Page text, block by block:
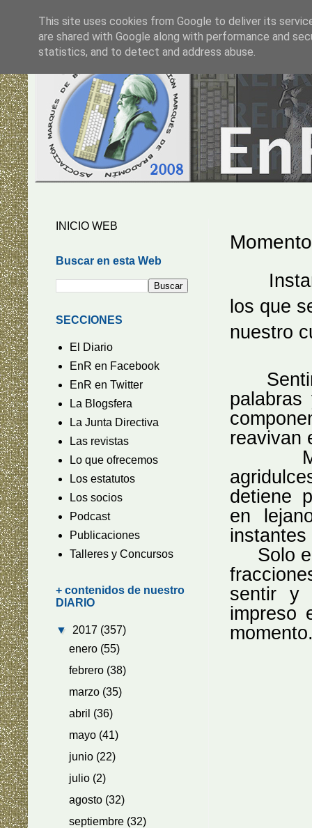
los que
nuestro
reavivan
detiene
en
Solo
sentir y
impreso
INICIO WEB
Buscar en esta Web
SECCIONES
El Diario
EnR en Facebook
EnR en Twitter
La Blogsfera
La Junta Directiva
Las revistas
Lo que ofrecemos
Los estatutos
Los socios
Podcast
Publicaciones
Talleres y Concursos
+ contenidos de nuestro
DIARIO
▼ 2017 (357)
enero (55)
febrero (38)
marzo (35)
abril (36)
mayo (41)
junio (22)
julio (2)
agosto (32)
septiembre (32)
This site uses cookies from Google to deliver its
are shared with Google along with performance and
statistics, and to detect and address abuse.